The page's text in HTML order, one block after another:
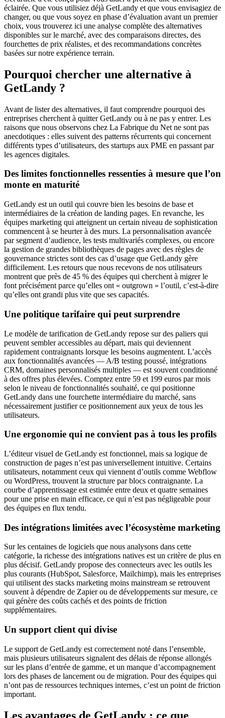
éclairée. Que vous utilisiez déjà GetLandy et que vous envisagiez de
changer, ou que vous soyez en phase d’évaluation avant un premier
choix, vous trouverez ici une analyse complète des alternatives
disponibles sur le marché, avec des comparaisons directes, des
fourchettes de prix réalistes, et des recommandations concrètes
basées sur notre expérience terrain.
Pourquoi chercher une alternative à
GetLandy ?
Avant de lister des alternatives, il faut comprendre pourquoi des
entreprises cherchent à quitter GetLandy ou à ne pas y entrer. Les
raisons que nous observons chez La Fabrique du Net ne sont pas
anecdotiques : elles suivent des patterns récurrents qui concernent
différents types d’utilisateurs, des startups aux PME en passant par
les agences digitales.
Des limites fonctionnelles ressenties à mesure que l’on
monte en maturité
GetLandy est un outil qui couvre bien les besoins de base et
intermédiaires de la création de landing pages. En revanche, les
équipes marketing qui atteignent un certain niveau de sophistication
commencent à se heurter à des murs. La personnalisation avancée
par segment d’audience, les tests multivariés complexes, ou encore
la gestion de grandes bibliothèques de pages avec des règles de
gouvernance strictes sont des cas d’usage que GetLandy gère
difficilement. Les retours que nous recevons de nos utilisateurs
montrent que près de 45 % des équipes qui cherchent à migrer le
font précisément parce qu’elles ont « outgrown » l’outil, c’est-à-dire
qu’elles ont grandi plus vite que ses capacités.
Une politique tarifaire qui peut surprendre
Le modèle de tarification de GetLandy repose sur des paliers qui
peuvent sembler accessibles au départ, mais qui deviennent
rapidement contraignants lorsque les besoins augmentent. L’accès
aux fonctionnalités avancées — A/B testing poussé, intégrations
CRM, domaines personnalisés multiples — est souvent conditionné
à des offres plus élevées. Comptez entre 59 et 199 euros par mois
selon le niveau de fonctionnalités souhaité, ce qui positionne
GetLandy dans une fourchette intermédiaire du marché, sans
nécessairement justifier ce positionnement aux yeux de tous les
utilisateurs.
Une ergonomie qui ne convient pas à tous les profils
L’éditeur visuel de GetLandy est fonctionnel, mais sa logique de
construction de pages n’est pas universellement intuitive. Certains
utilisateurs, notamment ceux qui viennent d’outils comme Webflow
ou WordPress, trouvent la structure par blocs contraignante. La
courbe d’apprentissage est estimée entre deux et quatre semaines
pour une prise en main efficace, ce qui n’est pas négligeable pour
des équipes en flux tendu.
Des intégrations limitées avec l’écosystème marketing
Sur les centaines de logiciels que nous analysons dans cette
catégorie, la richesse des intégrations natives est un critère de plus en
plus décisif. GetLandy propose des connecteurs avec les outils les
plus courants (HubSpot, Salesforce, Mailchimp), mais les entreprises
qui utilisent des stacks marketing moins mainstream se retrouvent
souvent à dépendre de Zapier ou de développements sur mesure, ce
qui génère des coûts cachés et des points de friction
supplémentaires.
Un support client qui divise
Le support de GetLandy est correctement noté dans l’ensemble,
mais plusieurs utilisateurs signalent des délais de réponse allongés
sur les plans d’entrée de gamme, et un manque d’accompagnement
lors des phases de lancement ou de migration. Pour des équipes qui
n’ont pas de ressources techniques internes, c’est un point de friction
important.
Les avantages de GetLandy : ce que